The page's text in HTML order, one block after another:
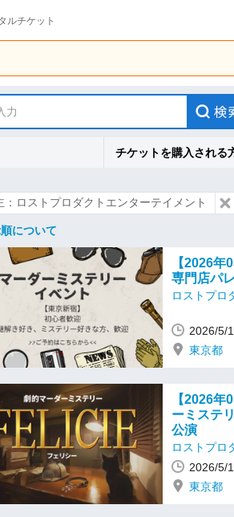
ルチケット
力
チケットを購入される
：ロストプロダクトエンターテイメント
について
【2026
専門店パ
ロストプロ
2026/5/
東京都
【2026
ーミステ
公演
ロストプロ
2026/5/
東京都